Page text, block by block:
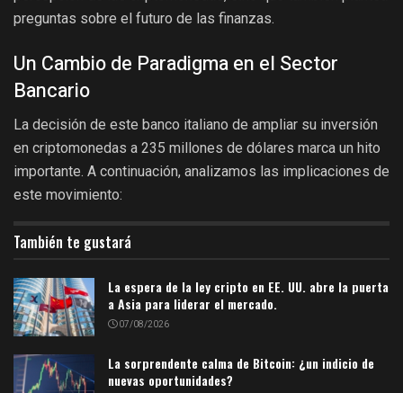
preguntas sobre el futuro de las finanzas.
Un Cambio de Paradigma en el Sector
Bancario
La decisión de este banco italiano de ampliar su inversión
en criptomonedas a 235 millones de dólares marca un hito
importante. A continuación, analizamos las implicaciones de
este movimiento:
También te gustará
La espera de la ley cripto en EE. UU. abre la puerta
a Asia para liderar el mercado.
07/08/2026
La sorprendente calma de Bitcoin: ¿un indicio de
nuevas oportunidades?